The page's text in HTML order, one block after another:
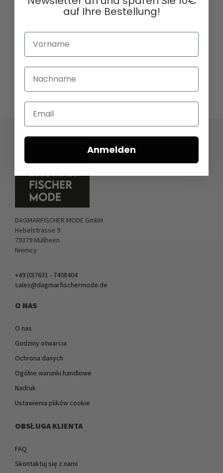
DAGMARFISCHER MODE GmbH
Hebelstrasse 9
79379 Müllheim
Niemcy
+49 (0)7631 - 7408404
sales@dagmarfischermode.de
O NAS
O nas
Godziny otwarcia
Ochrona danych
Ogólne warunki handlowe
Nadruk
Ustawienia plików cookie
OBSŁUGA KLIENTA
FAQ
Skontaktuj się z nami
auf Ihre Bestellung!
Vorname
Nachname
Email
Anmelden